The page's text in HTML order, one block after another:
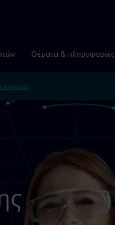
Θέματα & πληροφορίες